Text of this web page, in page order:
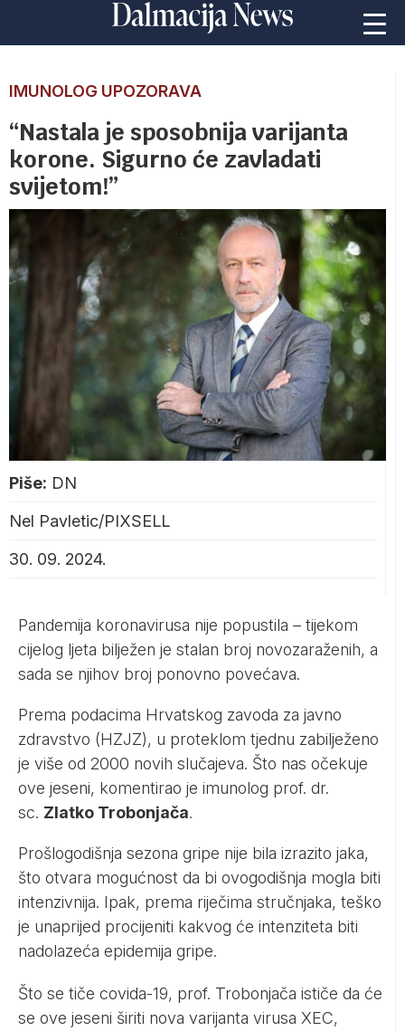
IMUNOLOG UPOZORAVA
“Nastala je sposobnija varijanta
korone. Sigurno će zavladati
svijetom!”
Piše: DN
Nel Pavletic/PIXSELL
30. 09. 2024.
Pandemija koronavirusa nije popustila – tijekom
cijelog ljeta bilježen je stalan broj novozaraženih, a
sada se njihov broj ponovno povećava.
Prema podacima Hrvatskog zavoda za javno
zdravstvo (HZJZ), u proteklom tjednu zabilježeno
je više od 2000 novih slučajeva. Što nas očekuje
ove jeseni, komentirao je imunolog prof. dr.
sc. Zlatko Trobonjača.
Prošlogodišnja sezona gripe nije bila izrazito jaka,
što otvara mogućnost da bi ovogodišnja mogla biti
intenzivnija. Ipak, prema riječima stručnjaka, teško
je unaprijed procijeniti kakvog će intenziteta biti
nadolazeća epidemija gripe.
Što se tiče covida-19, prof. Trobonjača ističe da će
se ove jeseni širiti nova varijanta virusa XEC,